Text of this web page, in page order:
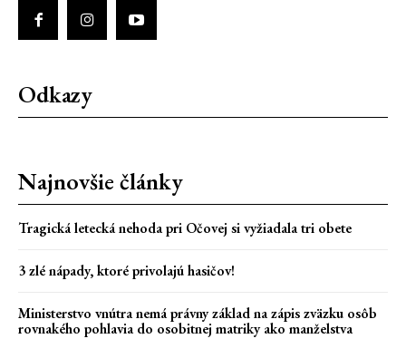
Odkazy
Najnovšie články
Tragická letecká nehoda pri Očovej si vyžiadala tri obete
3 zlé nápady, ktoré privolajú hasičov!
Ministerstvo vnútra nemá právny základ na zápis zväzku osôb
rovnakého pohlavia do osobitnej matriky ako manželstva